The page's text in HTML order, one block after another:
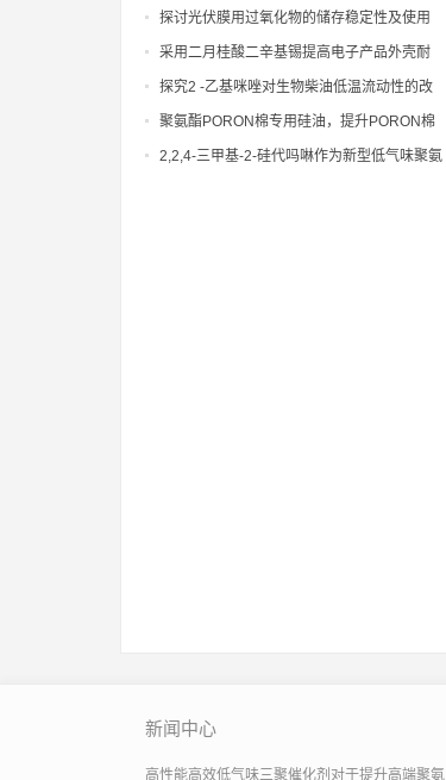
泡和凝胶反应，优化泡孔结构。
探讨光伏膜用过氧化物的储存稳定性及使用
注意事项
采用二月桂酸二辛基锡提高电子产品外壳耐
用性的技巧和新研究成果
探究2 -乙基咪唑对生物柴油低温流动性的改
善效果
聚氨酯PORON棉专用硅油，提升PORON棉
制品的边缘整齐度，减少模切加工毛刺
2,2,4-三甲基-2-硅代吗啉作为新型低气味聚氨
新闻中心
高性能高效低气味三聚催化剂对于提升高端聚氨